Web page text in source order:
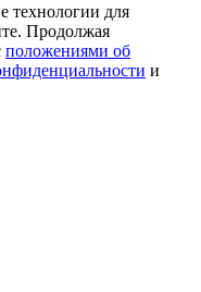
технологии для
Продолжая
положениями об
и